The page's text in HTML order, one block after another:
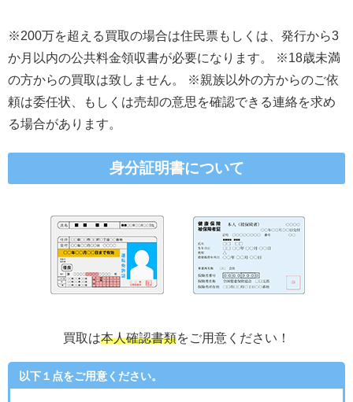
※200万を超える買取の場合は住民票もしくは、発行から3
か月以内の公共料金領収書が必要になります。 ※18歳未満
の方からの買取は致しません。 ※親族以外の方からのご依
頼は委任状、もしくは売却の意思を確認できる連絡を求め
る場合があります。
身分証明書について
買取は本人確認書類をご用意ください！
以下１点をご用意ください。